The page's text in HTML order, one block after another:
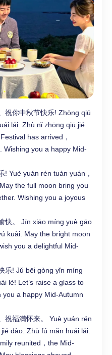
祝你中秋节快乐! Zhōng qiū
lái. Zhù nǐ zhōng qiū jié
has arrived，
Wishing you a happy Mid-
! Yuè yuán rén tuán yuán，
the full moon bring you
Wishing you a joyous
快。 Jīn xiāo míng yuè gāo
kuài. May the bright moon
you a delightful Mid-
乐! Jǔ bēi gòng yǐn míng
lè! Let’s raise a glass to
a happy Mid-Autumn
祝福满怀来。 Yuè yuán rén
dào. Zhù fú mǎn huái lái.
reunited，the Mid-